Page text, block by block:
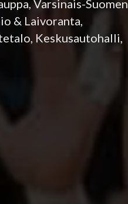
Varsinais-Suomen
& Laivoranta,
Keskusautohalli,